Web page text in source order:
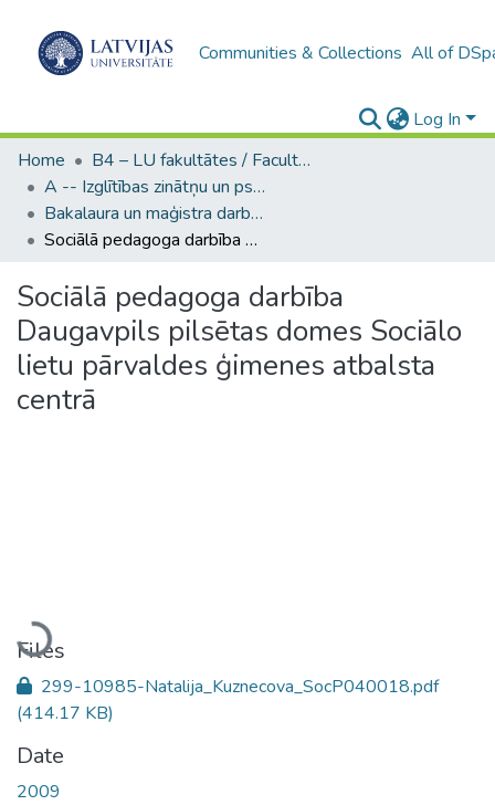
Communities & Collections All of
Log In
Home
B4 – LU fakultātes / Faculties of the UL
A -- Izglītības zinātņu un psiholoģijas fakultāte / Faculty of Education Sciences and Psychology
Bakalaura un maģistra darbi (PPMF) / Bachelor's and Master's theses
Sociālā pedagoga darbība Daugavpils pilsētas domes Sociālo lietu pārvaldes ģimenes atbalsta centrā
Sociālā pedagoga darbība
Daugavpils pilsētas domes Sociālo
lietu pārvaldes ģimenes atbalsta
centrā
Loading...
Files
299-10985-Natalija_Kuznecova_SocP040018.pdf
(414.17 KB)
Date
2009